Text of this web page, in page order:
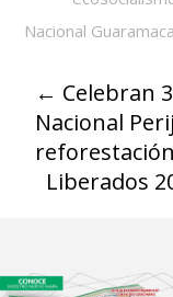
Nacional
← Celebran
Nacional
reforestación
Liberados